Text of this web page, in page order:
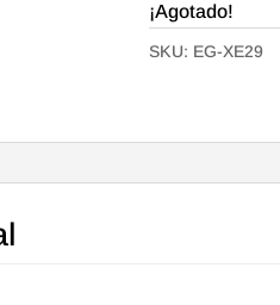
¡Agotado!
SKU: EG-XE29